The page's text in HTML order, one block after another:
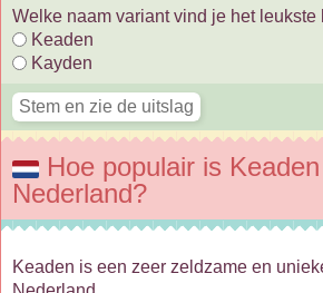
Welke naam variant vind je het leukste
Keaden
Kayden
Hoe populair is
Nederland?
Keaden is een zeer zeldzame en